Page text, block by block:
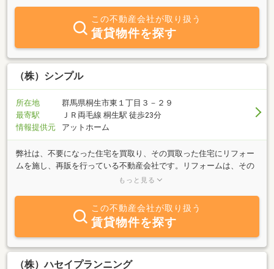
いで、お使いになられていない一戸建て（空き家）の管理も承って
おります。小向建設では、新築住宅の建築・リフォームなども行っ
ており、住まいのどんなご相談もお受けできます。お気軽にお問い
合わせください。youtube「いえとち物語」も、ぜひご覧くださ
い。
この不動産会社が取り扱う
賃貸物件を探す
（株）シンプル
所在地
群馬県桐生市東１丁目３－２９
最寄駅
ＪＲ両毛線 桐生駅 徒歩23分
情報提供元
アットホーム
弊社は、不要になった住宅を買取り、その買取った住宅にリフォー
ムを施し、再販を行っている不動産会社です。リフォームは、その
住宅に合致するような企画を立てて実施しています。桐生市を中心
す。『住宅の隅々までキレイに！』を合言葉に社員自ら掃除用具を
持ち、ピッカピカにしています。私たちはお客様の要望に合った再
生中古住宅をご提供し、購入してからの生活が描けるようなマイホ
ーム購入の手助けをしていきます。
もっと見る
この不動産会社が取り扱う
賃貸物件を探す
（株）ハセイプランニング